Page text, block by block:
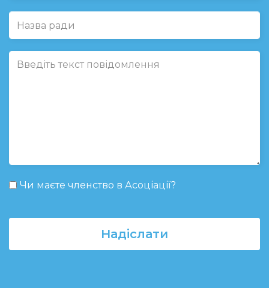
Чи маєте членство в Асоціації?
Надіслати